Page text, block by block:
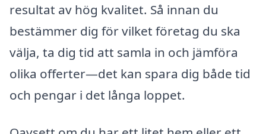
resultat av hög kvalitet. Så innan du
bestämmer dig för vilket företag du ska
välja, ta dig tid att samla in och jämföra
olika offerter—det kan spara dig både tid
och pengar i det långa loppet.